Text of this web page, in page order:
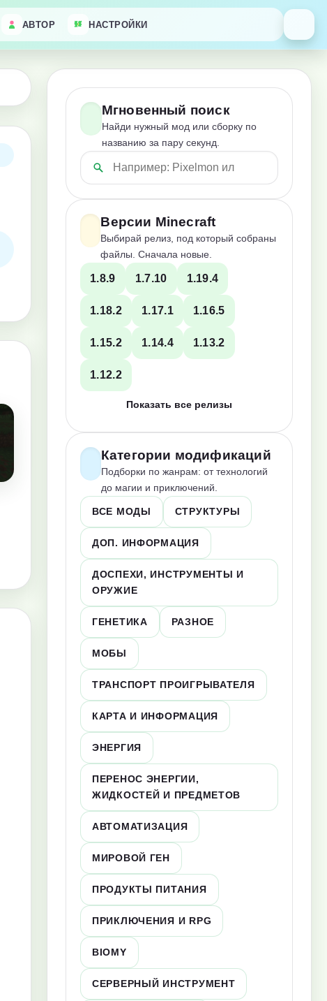
АВТОР НАСТРОЙКИ
Мгновенный поиск
Найди нужный мод или сборку по
названию за пару секунд.
Версии Minecraft
Выбирай релиз, под который собраны
файлы. Сначала новые.
1.8.9 1.7.10 1.19.4
1.18.2 1.17.1 1.16.5
1.15.2 1.14.4 1.13.2
1.12.2
Показать все релизы
Категории модификаций
Подборки по жанрам: от технологий
до магии и приключений.
ВСЕ МОДЫ СТРУКТУРЫ
ДОП. ИНФОРМАЦИЯ
ДОСПЕХИ, ИНСТРУМЕНТЫ И
ОРУЖИЕ
ГЕНЕТИКА РАЗНОЕ
МОБЫ
ТРАНСПОРТ ПРОИГРЫВАТЕЛЯ
КАРТА И ИНФОРМАЦИЯ
ЭНЕРГИЯ
ПЕРЕНОС ЭНЕРГИИ,
ЖИДКОСТЕЙ И ПРЕДМЕТОВ
АВТОМАТИЗАЦИЯ
МИРОВОЙ ГЕН
ПРОДУКТЫ ПИТАНИЯ
ПРИКЛЮЧЕНИЯ И RPG
BIOMY
СЕРВЕРНЫЙ ИНСТРУМЕНТ